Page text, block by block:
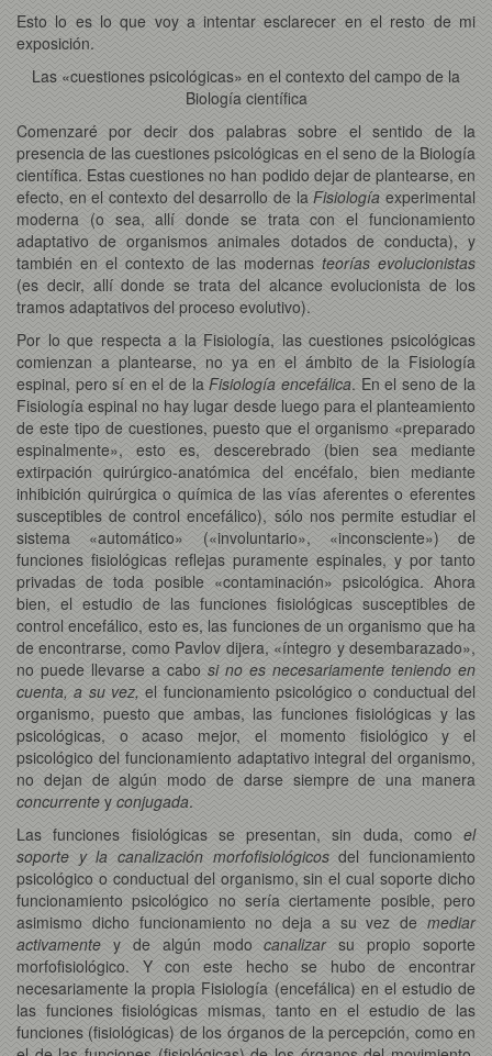
Esto lo es lo que voy a intentar esclarecer en el resto de mi
exposición.
Las «cuestiones psicológicas» en el contexto del campo de la
Biología científica
Comenzaré por decir dos palabras sobre el sentido de la
presencia de las cuestiones psicológicas en el seno de la Biología
científica. Estas cuestiones no han podido dejar de plantearse, en
efecto, en el contexto del desarrollo de laFisiologíaexperimental
moderna (o sea, allí donde se trata con el funcionamiento
adaptativo de organismos animales dotados de conducta), y
también en el contexto de las modernasteorías evolucionistas
(es decir, allí donde se trata del alcance evolucionista de los
tramos adaptativos del proceso evolutivo).
Por lo que respecta a la Fisiología, las cuestiones psicológicas
comienzan a plantearse, no ya en el ámbito de la Fisiología
espinal, pero sí en el de la Fisiología encefálica. En el seno de la
Fisiología espinal no hay lugar desde luego para el planteamiento
de este tipo de cuestiones, puesto que el organismo «preparado
espinalmente», esto es, descerebrado (bien sea mediante
extirpación quirúrgico-anatómica del encéfalo, bien mediante
inhibición quirúrgica o química de las vías aferentes o eferentes
susceptibles de control encefálico), sólo nos permite estudiar el
sistema «automático» («involuntario», «inconsciente») de
funciones fisiológicas reflejas puramente espinales, y por tanto
privadas de toda posible «contaminación» psicológica. Ahora
bien, el estudio de las funciones fisiológicas susceptibles de
control encefálico, esto es, las funciones de un organismo que ha
de encontrarse, como Pavlov dijera, «íntegro y desembarazado»,
no puede llevarse a cabo si no es necesariamente teniendo en
cuenta, a su vez,el funcionamiento psicológico o conductual del
organismo, puesto que ambas, las funciones fisiológicas y las
psicológicas, o acaso mejor, el momento fisiológico y el
psicológico del funcionamiento adaptativo integral del organismo,
no dejan de algún modo de darse siempre de una manera
concurrente y conjugada.
Las funciones fisiológicas se presentan, sin duda, como el
soporte y la canalización morfofisiológicosdel funcionamiento
psicológico o conductual del organismo, sin el cual soporte dicho
funcionamiento psicológico no sería ciertamente posible, pero
asimismo dicho funcionamiento no deja a su vez de mediar
activamente y de algún modocanalizarsu propio soporte
morfofisiológico. Y con este hecho se hubo de encontrar
necesariamente la propia Fisiología (encefálica) en el estudio de
las funciones fisiológicas mismas, tanto en el estudio de las
funciones (fisiológicas) de los órganos de la percepción, como en